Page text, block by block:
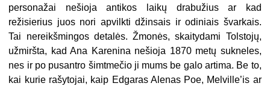
personažai nešioja antikos laikų drabužius ar kad
režisierius juos nori apvilkti džinsais ir odiniais švarkais.
Tai nereikšmingos detalės. Žmonės, skaitydami Tolstojų,
užmiršta, kad Ana Karenina nešioja 1870 metų sukneles,
nes ir po pusantro šimtmečio ji mums be galo artima. Be to,
kai kurie rašytojai, kaip Edgaras Alenas Poe, Melville’is ar